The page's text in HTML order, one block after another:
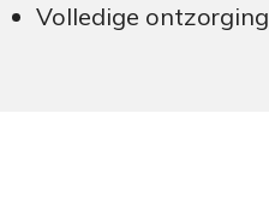
Volledige ontzorging